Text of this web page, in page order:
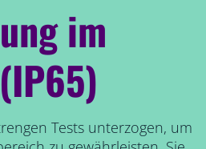
im
Tests unterzogen, um